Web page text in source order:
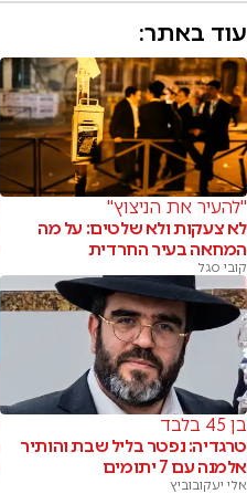
עוד באתר:
"להעיר את הניצוץ"
לא צעקות ולא שלטים: על מה
המחאה בעיר החרדית
קובי סגל
בן 45 בלבד
טרגדיה: נפטר בליל שבת והותיר
אלמנה עם 7 יתומים
אלי יעקובוביץ